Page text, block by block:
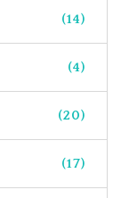
(14)
(4)
(20)
(17)